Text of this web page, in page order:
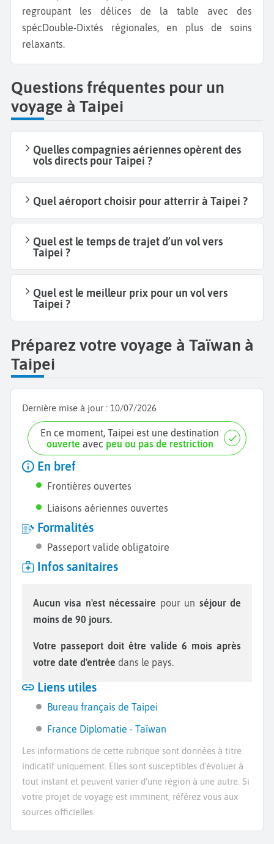
regroupant les délices de la table avec des
spécDouble-Dixtés régionales, en plus de soins
relaxants.
Questions fréquentes pour un
voyage à Taipei
Quelles compagnies aériennes opèrent des
vols directs pour Taipei ?
Quel aéroport choisir pour atterrir à Taipei ?
Quel est le temps de trajet d’un vol vers
Taipei ?
Quel est le meilleur prix pour un vol vers
Taipei ?
Préparez votre voyage à Taïwan à
Taipei
Dernière mise à jour : 10/07/2026
En ce moment, Taipei est une destination
ouverte avec peu ou pas de restriction
En bref
Frontières ouvertes
Liaisons aériennes ouvertes
Formalités
Passeport valide obligatoire
Infos sanitaires
Aucun visa n'est nécessaire pour un séjour de
moins de 90 jours.
Votre passeport doit être valide 6 mois après
votre date d'entrée dans le pays.
Liens utiles
Bureau français de Taipei
France Diplomatie - Taïwan
Les informations de cette rubrique sont données à titre
indicatif uniquement. Elles sont susceptibles d’évoluer à
tout instant et peuvent varier d’une région à une autre. Si
votre projet de voyage est imminent, référez vous aux
sources officielles.